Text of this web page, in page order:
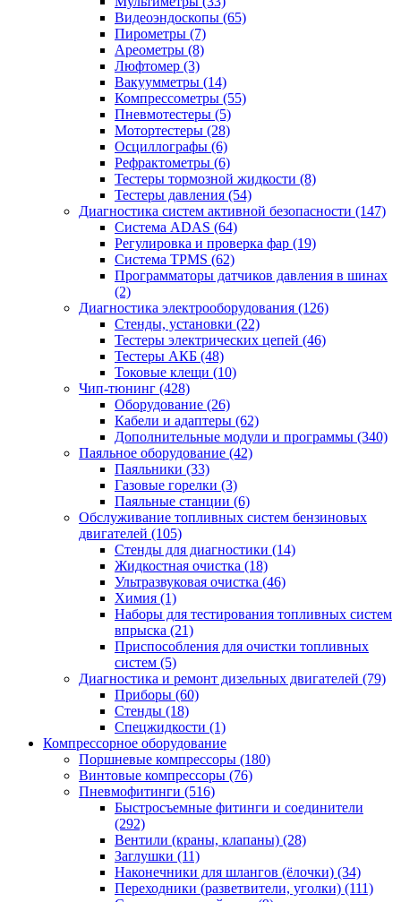
Видеоэндоскопы (65)
Пирометры (7)
Ареометры (8)
Люфтомер (3)
Вакуумметры (14)
Компрессометры (55)
Пневмотестеры (5)
Мотортестеры (28)
Осциллографы (6)
Рефрактометры (6)
Тестеры тормозной жидкости (8)
Тестеры давления (54)
Диагностика систем активной безопасности (147)
Система ADAS (64)
Регулировка и проверка фар (19)
Система TPMS (62)
Программаторы датчиков давления в шинах
(2)
Диагностика электрооборудования (126)
Стенды, установки (22)
Тестеры электрических цепей (46)
Тестеры АКБ (48)
Токовые клещи (10)
Чип-тюнинг (428)
Оборудование (26)
Кабели и адаптеры (62)
Дополнительные модули и программы (340)
Паяльное оборудование (42)
Паяльники (33)
Газовые горелки (3)
Паяльные станции (6)
Обслуживание топливных систем бензиновых
двигателей (105)
Стенды для диагностики (14)
Жидкостная очистка (18)
Ультразвуковая очистка (46)
Химия (1)
Наборы для тестирования топливных систем
впрыска (21)
Приспособления для очистки топливных
систем (5)
Диагностика и ремонт дизельных двигателей (79)
Приборы (60)
Стенды (18)
Спецжидкости (1)
Компрессорное оборудование
Поршневые компрессоры (180)
Винтовые компрессоры (76)
Пневмофитинги (516)
Быстросъемные фитинги и соединители
(292)
Вентили (краны, клапаны) (28)
Заглушки (11)
Наконечники для шлангов (ёлочки) (34)
Переходники (разветвители, уголки) (111)